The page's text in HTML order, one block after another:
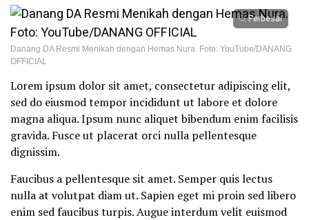
Perbesar
Danang DA Resmi Menikah dengan Hemas Nura. Foto: YouTube/DANANG
OFFICIAL
Lorem ipsum dolor sit amet, consectetur adipiscing elit,
sed do eiusmod tempor incididunt ut labore et dolore
magna aliqua. Ipsum nunc aliquet bibendum enim facilisis
gravida. Fusce ut placerat orci nulla pellentesque
dignissim.
Faucibus a pellentesque sit amet. Semper quis lectus
nulla at volutpat diam ut. Sapien eget mi proin sed libero
enim sed faucibus turpis. Augue interdum velit euismod